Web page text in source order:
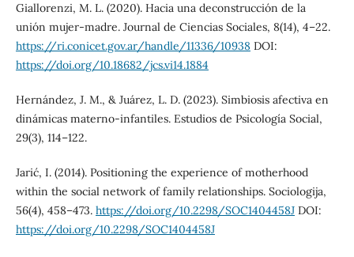
Giallorenzi, M. L. (2020). Hacia una deconstrucción de la
unión mujer-madre. Journal de Ciencias Sociales, 8(14), 4–22.
https://ri.conicet.gov.ar/handle/11336/10938DOI:
https://doi.org/10.18682/jcs.vi14.1884
Hernández, J. M., & Juárez, L. D. (2023). Simbiosis afectiva en
dinámicas materno-infantiles. Estudios de Psicología Social,
29(3), 114–122.
Jarić, I. (2014). Positioning the experience of motherhood
within the social network of family relationships. Sociologija,
56(4), 458–473. https://doi.org/10.2298/SOC1404458JDOI:
https://doi.org/10.2298/SOC1404458J